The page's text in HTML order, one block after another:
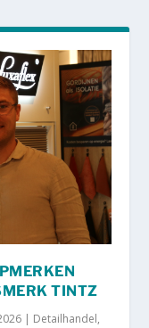
TINTZ
| Detailhandel,